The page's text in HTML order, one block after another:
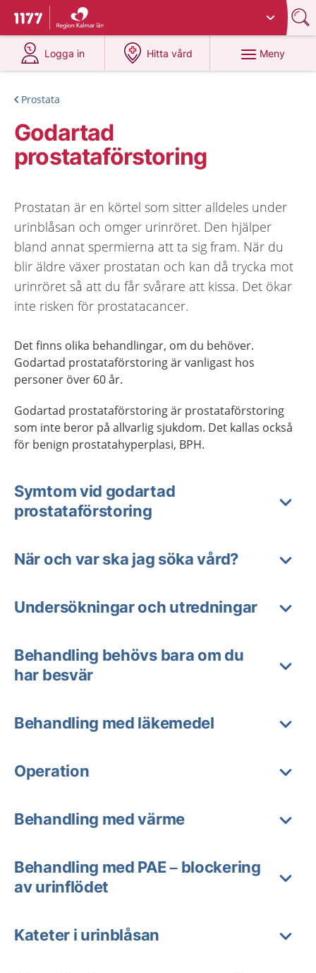
Till startsidan för 1177
Du har valt region
Logga in
på 1177.se
Hitta vård
på 1177.se
Meny
Prostata
Godartad
prostataförstoring
Prostatan är en körtel som sitter alldeles under
urinblåsan och omger urinröret. Den hjälper
bland annat spermierna att ta sig fram. När du
blir äldre växer prostatan och kan då trycka mot
urinröret så att du får svårare att kissa. Det ökar
inte risken för prostatacancer.
Det finns olika behandlingar, om du behöver.
Godartad prostataförstoring är vanligast hos
personer över 60 år.
Godartad prostataförstoring är prostataförstoring
som inte beror på allvarlig sjukdom. Det kallas också
för benign prostatahyperplasi, BPH.
Symtom vid godartad
prostataförstoring
När och var ska jag söka vård?
Undersökningar och utredningar
Behandling behövs bara om du
har besvär
Behandling med läkemedel
Operation
Behandling med värme
Behandling med PAE – blockering
av urinflödet
Kateter i urinblåsan